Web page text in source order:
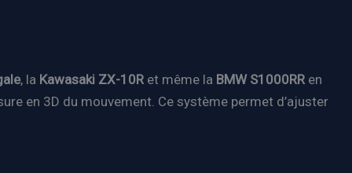
, la Kawasaki ZX-10R et même la BMW S1000RR en
en 3D du mouvement. Ce système permet d’ajuster